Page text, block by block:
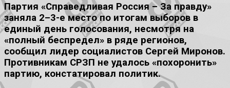
Партия «Справедливая Россия – За правду»
заняла 2–3-е место по итогам выборов в
единый день голосования, несмотря на
«полный беспредел» в ряде регионов,
сообщил лидер социалистов Сергей Миронов.
Противникам СРЗП не удалось «похоронить»
партию, констатировал политик.